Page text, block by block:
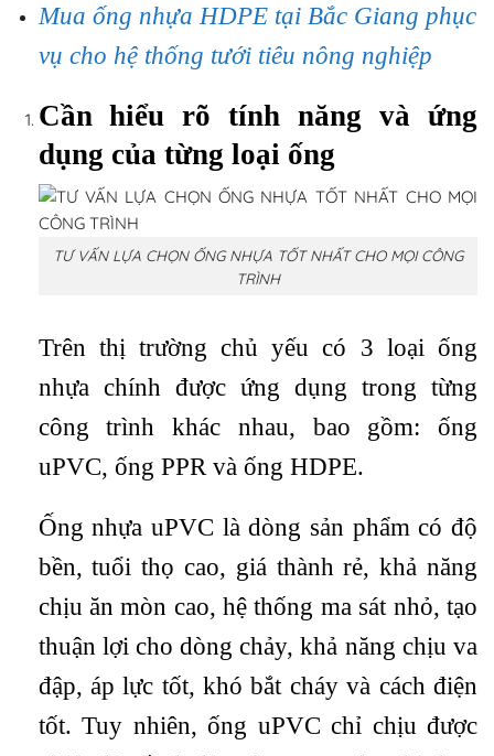
Mua ống nhựa HDPE tại Bắc Giang phục
vụ cho hệ thống tưới tiêu nông nghiệp
Cần hiểu rõ tính năng và ứng
dụng của từng loại ống
TƯ VẤN LỰA CHỌN ỐNG NHỰA TỐT NHẤT CHO MỌI CÔNG
TRÌNH
Trên thị trường chủ yếu có 3 loại ống
nhựa chính được ứng dụng trong từng
công trình khác nhau, bao gồm: ống
uPVC, ống PPR và ống HDPE.
Ống nhựa uPVC là dòng sản phẩm có độ
bền, tuổi thọ cao, giá thành rẻ, khả năng
chịu ăn mòn cao, hệ thống ma sát nhỏ, tạo
thuận lợi cho dòng chảy, khả năng chịu va
đập, áp lực tốt, khó bắt cháy và cách điện
tốt. Tuy nhiên, ống uPVC chỉ chịu được